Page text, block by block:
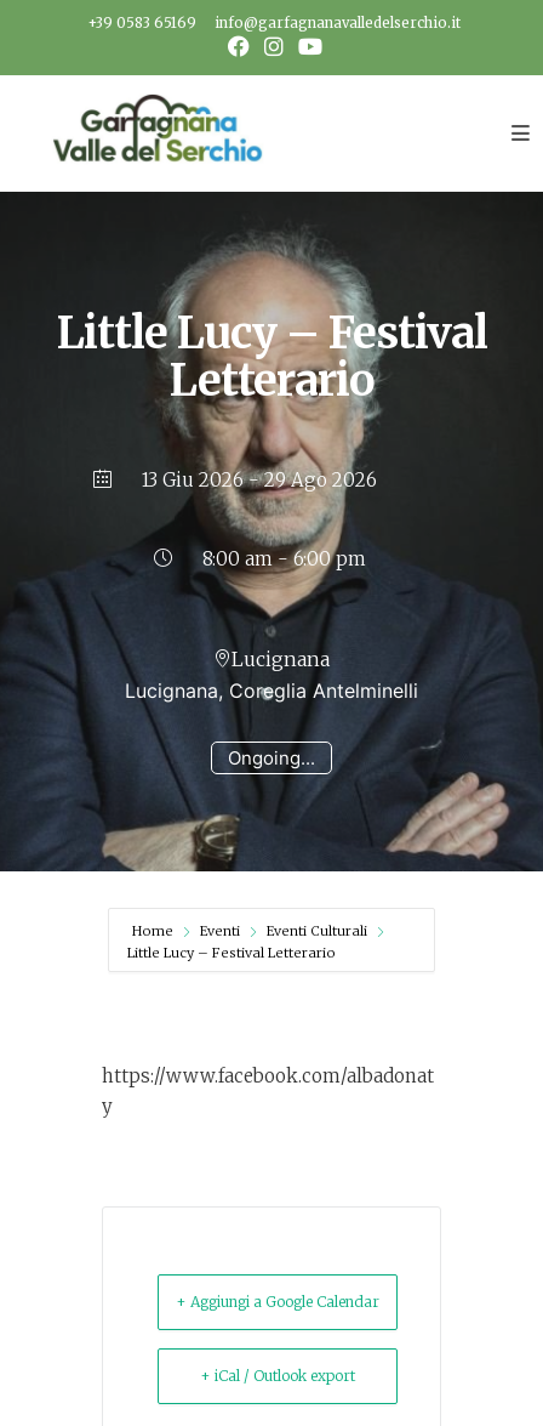
+39 0583 65169 info@garfagnanavalledelserchio.it
Little Lucy – Festival
Letterario
13 Giu 2026- 29 Ago 2026
Ongoing...
8:00 am - 6:00 pm
Lucignana
Lucignana, Coreglia Antelminelli
Home Eventi
Eventi Culturali
Little Lucy – Festival Letterario
https://www.facebook.com/albadonat
y
+ Aggiungi a Google Calendar
+ iCal / Outlook export